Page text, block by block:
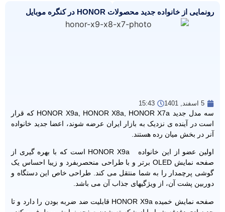
رونمایی از خانواده جدید محصولات HONOR در کنگره موبایل
5 اسفند, 1401 15:43
سه مدل جدید HONOR X9a, HONOR X8a, HONOR X7a که قرار
است در آینده ی نزدیک به بازار ایران عرضه شوند، اعضا جدید خانواده
آنر در بخش میان رده هستند.
اولین عضو از این خانواده HONOR X9a است که با بهره گیری از
صفحه نمایش OLED برتر و با طراحی منحصربفرد و زیبا احساس یک
گوشی پرچمدار را به شما منتقل می کند. طراحی خاص این دستگاه و
دوربین پشت آن، از ویژگیهای جذاب آن می باشد.
صفحه نمایش خمیده HONOR X9a قابلیت ضد ضربه بودن را دارد و تا